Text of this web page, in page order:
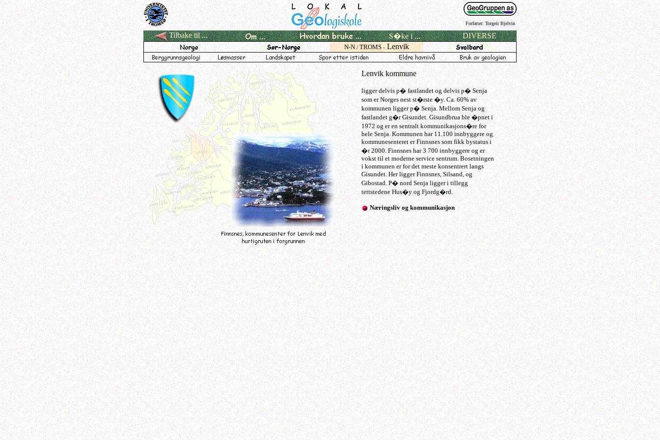
Forfatter: Torgeir Bjelvin
Tilbake til ... S�ke i ... DIVERSE
N-N / TROMS - Lenvik
Lenvik kommune
ligger delvis p� fastlandet og delvis p� Senja
som er Norges nest st�rste �y. Ca. 60% av
kommunen ligger p� Senja. Mellom Senja og
fastlandet g�r Gisundet. Gisundbrua ble �pnet i
1972 og er en sentralt kommunikasjons�re for
hele Senja. Kommunen har 11.100 innbyggere og
kommunesenteret er Finnsnes som fikk bystatus i
�r 2000. Finnsnes har 3 700 innbyggere og er
vokst til et moderne service sentrum. Bosetningen
i kommunen er for det meste konsentrert langs
Gisundet. Her ligger Finnsnes, Silsand, og
Gibostad. P� nord Senja ligger i tillegg
tettstedene Hus�y og Fjordg�rd.
Næringsliv og kommunikasjon